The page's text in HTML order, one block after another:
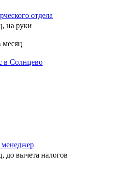
отдела
на руки
месяц
в Солнцево
до вычета налогов